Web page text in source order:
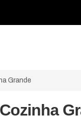
Grande